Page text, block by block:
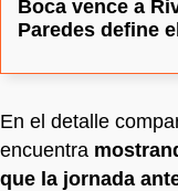
Boca vence a
Paredes define
En el detalle
encuentra
que la jornada